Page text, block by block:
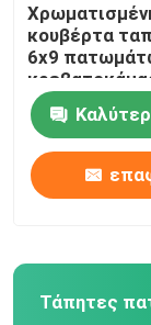
κουβέρτα
6x9
πολυεστέρα
λουλουδιών
πλαίσιο να
του πίνακα
Τάπητες